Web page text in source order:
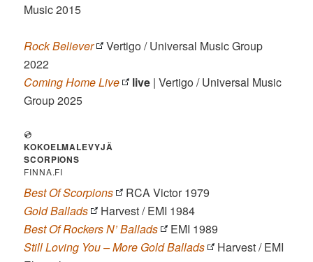
Music 2015
Rock Believer
Vertigo / Universal Music Group
2022
Coming Home Live
live | Vertigo / Universal Music
Group 2025
💿
KOKOELMALEVYJÄ
SCORPIONS
FINNA.FI
Best Of Scorpions
RCA Victor 1979
Gold Ballads
Harvest / EMI 1984
Best Of Rockers N’ Ballads
EMI 1989
Still Loving You – More Gold Ballads
Harvest / EMI